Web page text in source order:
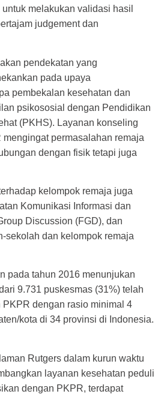
melakukan validasi hasil
judgement dan
pendekatan yang
pada upaya
pembekalan kesehatan dan
psikososial dengan Pendidikan
(PKHS). Layanan konseling
permasalahan remaja
dengan fisik tetapi juga
kelompok remaja juga
Komunikasi Informasi dan
Discussion (FGD), dan
sekolah dan kelompok remaja
pada tahun 2016 menunjukan
9.731 puskesmas (31%) telah
dengan rasio minimal 4
kota di 34 provinsi di Indonesia.
Rutgers dalam kurun waktu
layanan kesehatan peduli
dengan PKPR, terdapat